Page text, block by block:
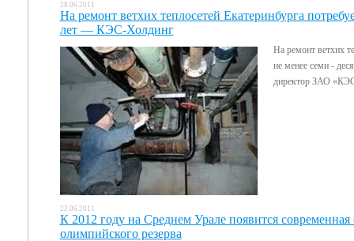
28.06.2011
На ремонт ветхих теплосетей Екатеринбурга
лет — КЭС-Холдинг
На ремонт ветхих
не менее семи -
директор ЗАО
22.06.2011
К 2012 году на Среднем Урале появится современная
олимпийского резерва